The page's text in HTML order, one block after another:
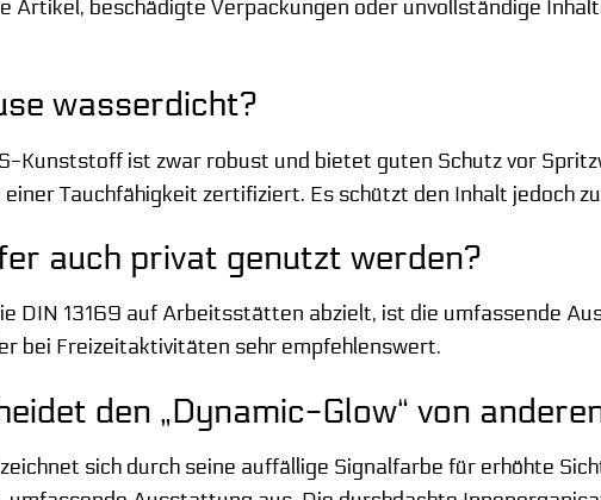
Artikel, beschädigte Verpackungen oder unvollständige
wasserdicht?
Kunststoff ist zwar robust und bietet guten Schutz vor
Tauchfähigkeit zertifiziert. Es schützt den Inhalt jedoch
auch privat genutzt werden?
DIN 13169 auf Arbeitsstätten abzielt, ist die umfassende
bei Freizeitaktivitäten sehr empfehlenswert.
den „Dynamic-Glow“ von
sich durch seine auffällige Signalfarbe für erhöhte